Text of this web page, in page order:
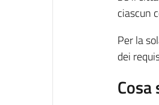
ciascun
Per la
dei
Cosa